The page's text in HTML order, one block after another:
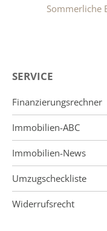
Sommerliche
SERVICE
Finanzierungsrechner
Immobilien-ABC
Immobilien-News
Umzugscheckliste
Widerrufsrecht